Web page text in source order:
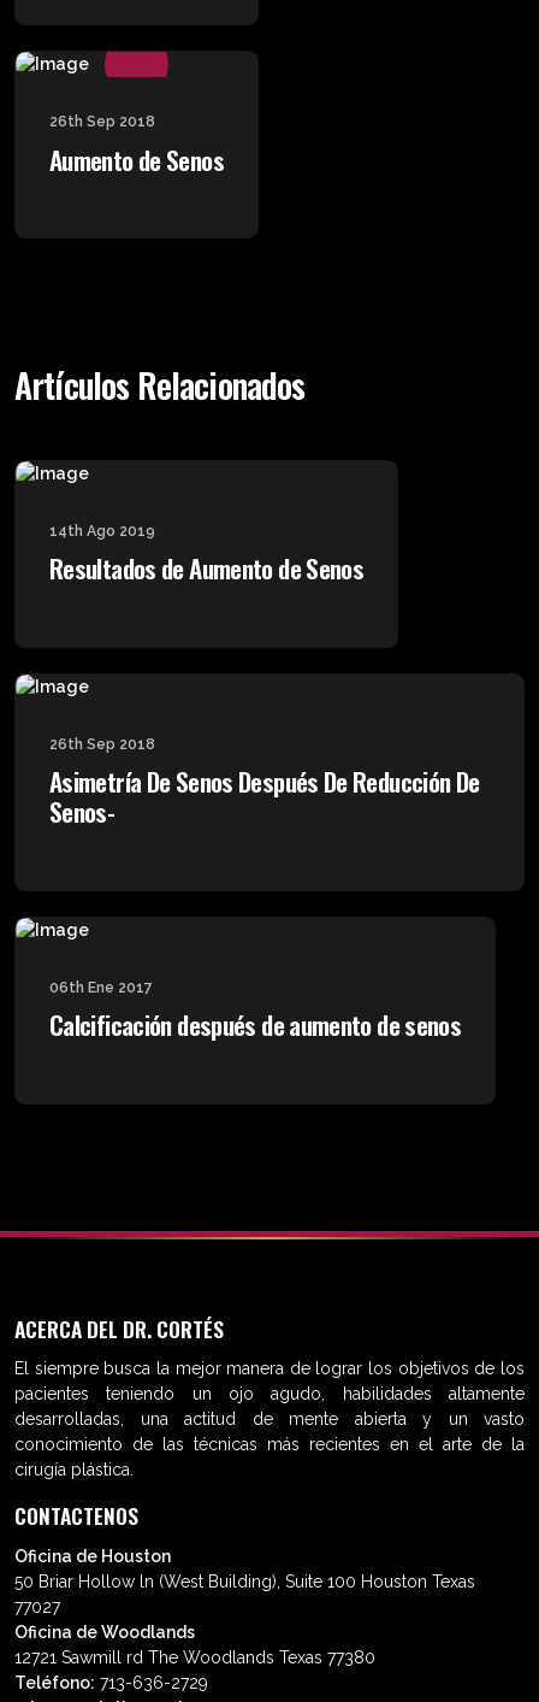
26th Sep 2018
Aumento de Senos
Artículos Relacionados
14th Ago 2019
Resultados de Aumento de Senos
26th Sep 2018
Asimetría De Senos Después De Reducción De
Senos-
06th Ene 2017
Calcificación después de aumento de senos
ACERCA DEL DR. CORTÉS
El siempre busca la mejor manera de lograr los objetivos de los
pacientes teniendo un ojo agudo, habilidades altamente
desarrolladas, una actitud de mente abierta y un vasto
conocimiento de las técnicas más recientes en el arte de la
cirugía plástica.
CONTACTENOS
Oficina de Houston
50 Briar Hollow ln (West Building), Suite 100 Houston Texas
77027
Oficina de Woodlands
12721 Sawmill rd The Woodlands Texas 77380
Teléfono: 713-636-2729